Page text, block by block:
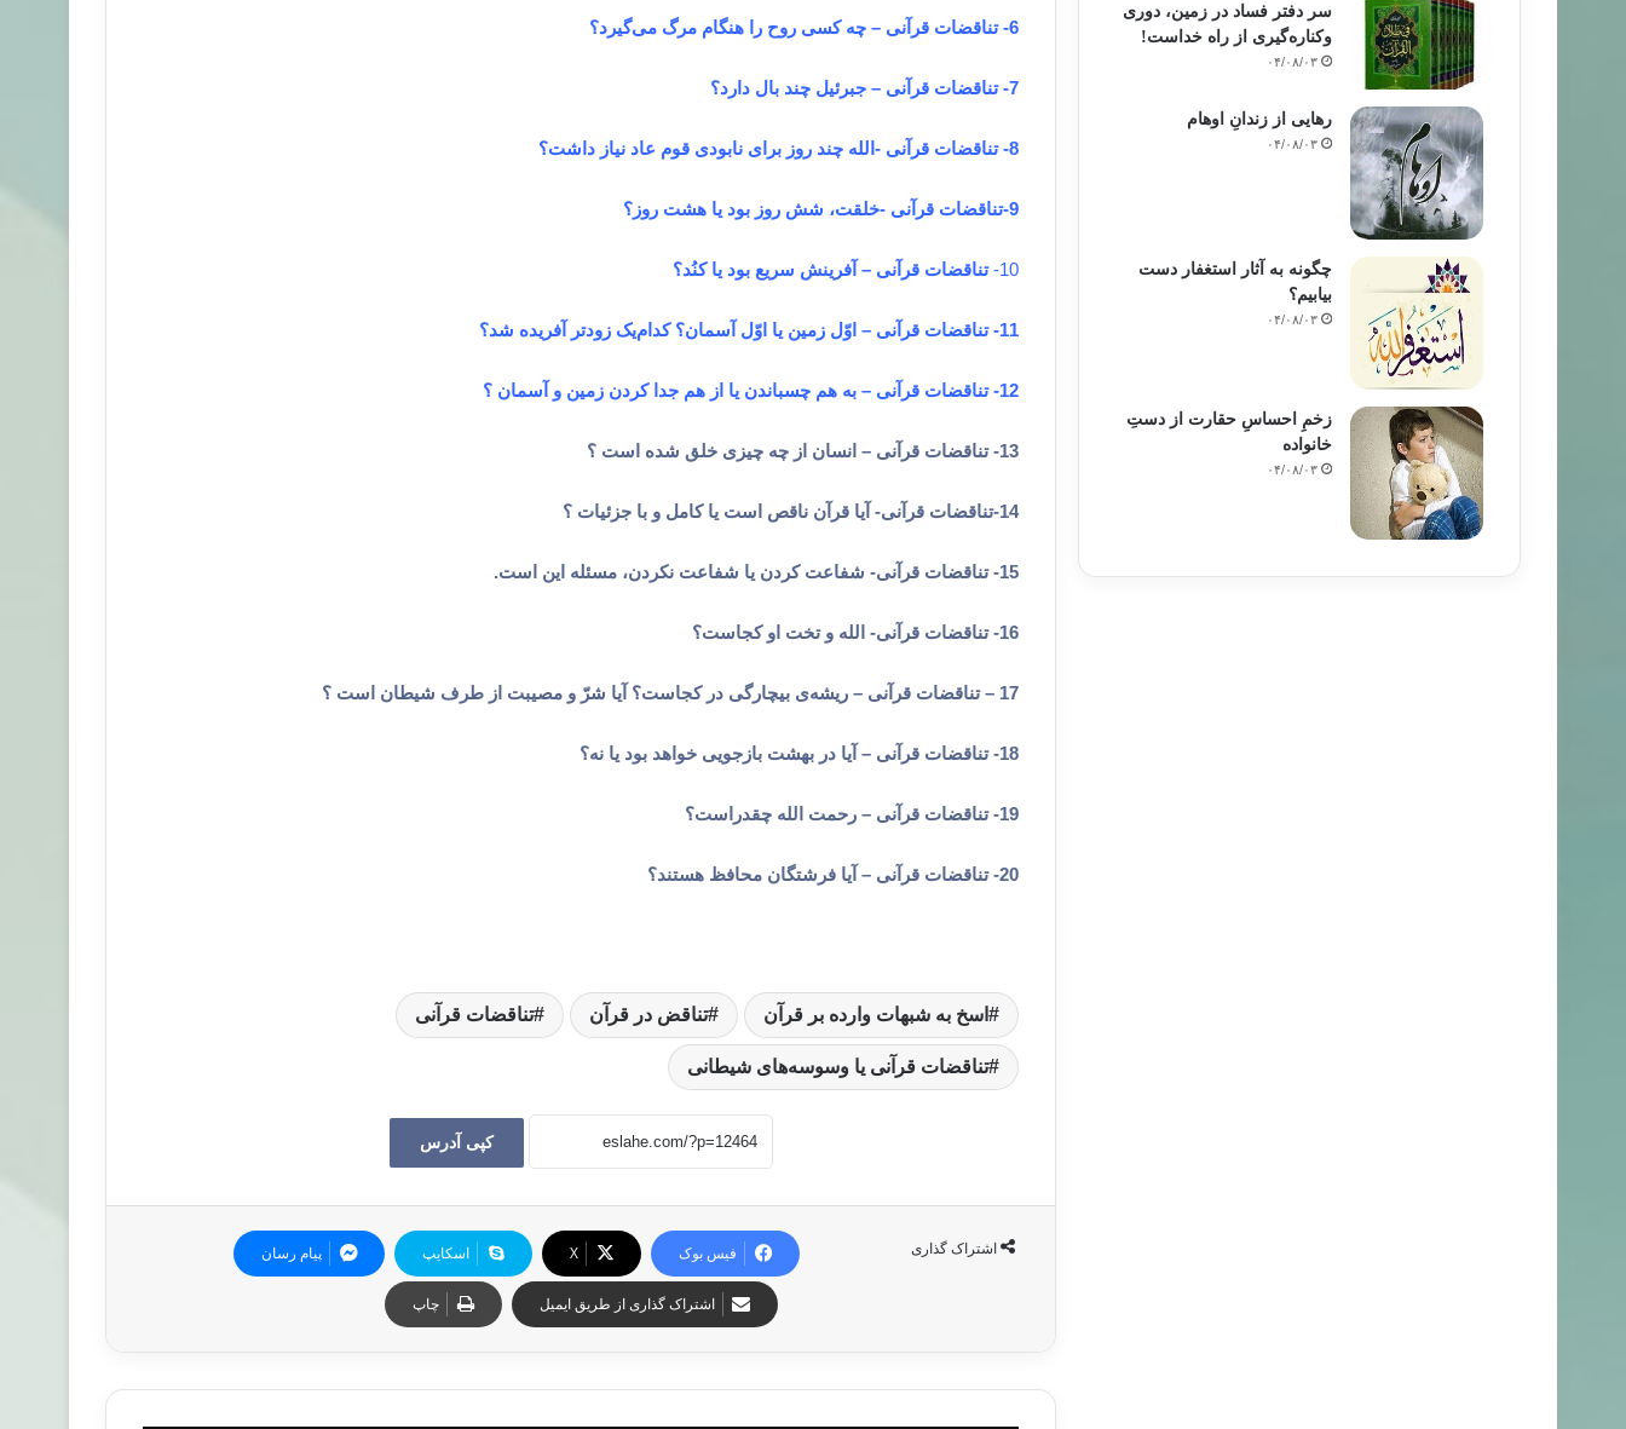
6- تناقضات قرآنی – چه کسی روح را هنگام مرگ می‌گیرد؟
7- تناقضات قرآنی – جبرئیل چند بال دارد؟
8- تناقضات قرآنی -الله چند روز برای نابودی قوم عاد نیاز داشت؟
9-تناقضات قرآنی -خلقت، شش روز بود یا هشت روز؟
10- تناقضات قرآنی – آفرینش سریع بود یا کنُد؟
11- تناقضات قرآنی – اوّل زمین یا اوّل آسمان؟ کدام‌یک زودتر آفریده شد؟
12- تناقضات قرآنی – به هم چسباندن یا از هم جدا کردن زمین و آسمان ؟
13- تناقضات قرآنی – انسان از چه چیزی خلق شده است ؟
14-تناقضات قرآنی- آیا قرآن ناقص است یا کامل و با جزئیات ؟
15- تناقضات قرآنی- شفاعت کردن یا شفاعت نکردن، مسئله این است.
16- تناقضات قرآنی- الله و تخت او کجاست؟
17 – تناقضات قرآنی – ریشه‌ی بیچارگی در کجاست؟ آیا شرّ و مصیبت از طرف شیطان است ؟
18- تناقضات قرآنی – آیا در بهشت بازجویی خواهد بود یا نه؟
19- تناقضات قرآنی – رحمت الله چقدراست؟
20- تناقضات قرآنی – آیا فرشتگان محافظ هستند؟
اسخ به شبهات وارده بر قرآن تناقض در قرآن تناقضات قرآنی
تناقضات قرآنی یا وسوسه‌های شیطانی
کپی آدرس
اشتراک گذاری فیس بوک X اسکایپ پیام رسان
اشتراک گذاری از طریق ایمیل چاپ
سر دفتر فساد در زمین‌، دوری
وکناره‌گیری از راه خداست‌!
۰۴/۰۸/۰۳
رهایی از زندانِ اوهام
۰۴/۰۸/۰۳
چگونه به آثار استغفار دست
بیابیم؟
۰۴/۰۸/۰۳
زخمِ احساسِ حقارت از دستِ
خانواده
۰۴/۰۸/۰۳